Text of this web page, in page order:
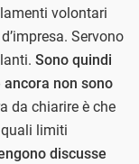
volontari
Servono
Sono quindi
non sono
da chiarire è che
limiti
discusse